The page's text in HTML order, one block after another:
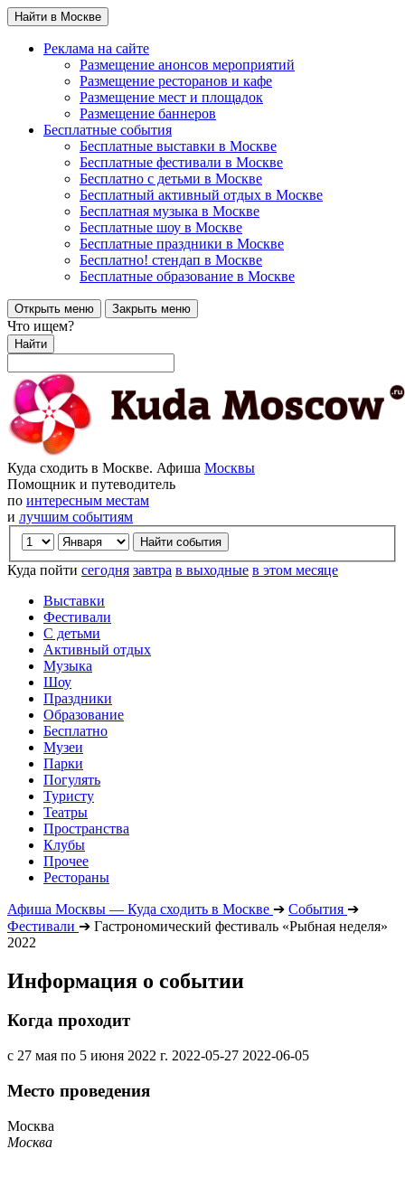
Найти в Москве
Реклама на сайте
Размещение анонсов мероприятий
Размещение ресторанов и кафе
Размещение мест и площадок
Размещение баннеров
Бесплатные события
Бесплатные выставки в Москве
Бесплатные фестивали в Москве
Бесплатно с детьми в Москве
Бесплатный активный отдых в Москве
Бесплатная музыка в Москве
Бесплатные шоу в Москве
Бесплатные праздники в Москве
Бесплатно! стендап в Москве
Бесплатные образование в Москве
Открыть меню Закрыть меню
Что ищем?
Найти
Куда сходить в Москве. Афиша Москвы
Помощник и путеводитель
по интересным местам
и лучшим событиям
Куда пойти сегодня завтра в выходные в этом месяце
Выставки
Фестивали
С детьми
Активный отдых
Музыка
Шоу
Праздники
Образование
Бесплатно
Музеи
Парки
Погулять
Туристу
Театры
Пространства
Клубы
Прочее
Рестораны
Афиша Москвы — Куда сходить в Москве ➔ События ➔
Фестивали ➔ Гастрономический фестиваль «Рыбная неделя»
2022
Информация о событии
Когда проходит
с 27 мая по 5 июня 2022 г. 2022-05-27 2022-06-05
Место проведения
Москва
Москва